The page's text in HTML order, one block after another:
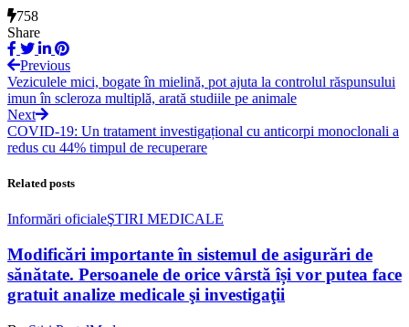
758
Share
Previous
Veziculele mici, bogate în mielină, pot ajuta la controlul răspunsului
imun în scleroza multiplă, arată studiile pe animale
Next
COVID-19: Un tratament investigațional cu anticorpi monoclonali a
redus cu 44% timpul de recuperare
Related posts
Informări oficialeŞTIRI MEDICALE
Modificări importante în sistemul de asigurări de
sănătate. Persoanele de orice vârstă își vor putea face
gratuit analize medicale şi investigaţii